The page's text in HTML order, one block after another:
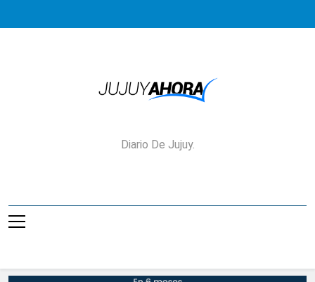
Jujuy Ahora!
Diario De Jujuy.